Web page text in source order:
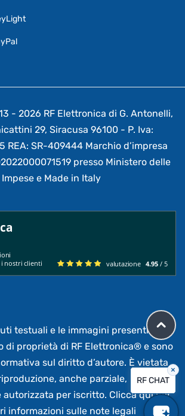
- 2026 RF Elettronica di G. Antonelli,
29, Siracusa 96100 - P. Iva:
REA: SR-409444 Marchio d’impresa
presso Ministero delle
Impese e Made in Italy
nostri clienti
valutazione 4.95 / 5
testuali e le immagini presenti su
di proprietà di RF Elettronica® e sono
sul diritto d’autore. È vietata
anche parziale,
non
autorizzata per iscritto. Clicca qui per
informazioni sulle note legali
RF CHAT
×